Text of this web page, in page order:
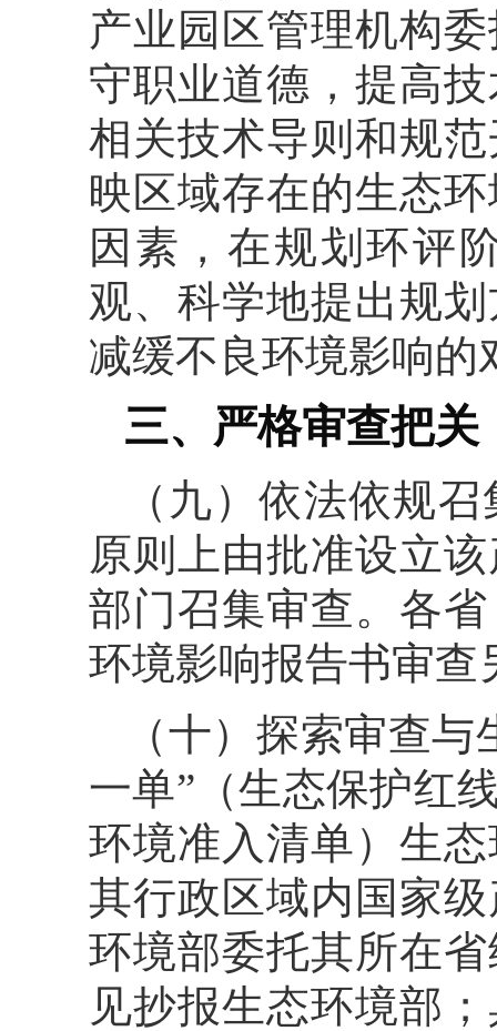
产业园区管理机构
守职业道德，提高
相关技术导则和规
映区域存在的生态
因素，在规划环评
观、科学地提出规
减缓不良环境影响
三、严格审查把关
（九）依法依规
原则上由批准设立
部门召集审查。各
环境影响报告书审查
（十）探索审查
一单”（生态保护红
环境准入清单）生
其行政区域内国家
环境部委托其所在
见抄报生态环境部